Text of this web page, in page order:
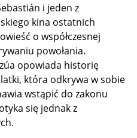
i jeden z
kina ostatnich
o współczesnej
powołania.
opowiada historię
która odkrywa w sobie
wstąpić do zakonu
się jednak z